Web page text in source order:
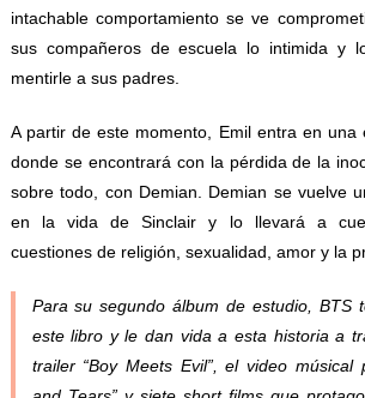
intachable comportamiento se ve
sus compañeros de escuela lo intimida y
mentirle a sus padres.
A partir de este momento, Emil entra en una
donde se encontrará con la pérdida de la
sobre todo, con Demian. Demian se vuelve
en la vida de Sinclair y lo llevará a
cuestiones de religión, sexualidad, amor y la
Para su segundo álbum de estudio, BTS
este libro y le dan vida a esta historia a
trailer“Boy Meets Evil”,el video músical